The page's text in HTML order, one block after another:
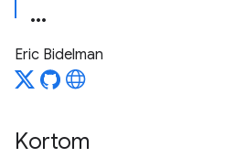
Eric Bidelman
Kortom